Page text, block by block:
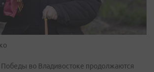
во Владивостоке продолжаются